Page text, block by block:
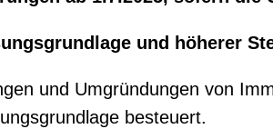
und höherer
und Umgründungen von
besteuert.